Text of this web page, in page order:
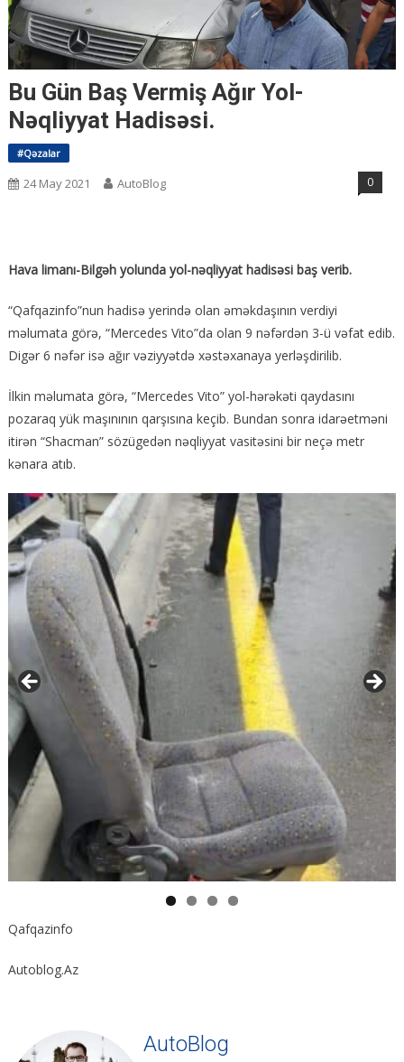
Bu Gün Baş Vermiş Ağır Yol-
Nəqliyyat Hadisəsi.
#Qəzalar
24 May 2021 AutoBlog 0
Hava limanı-Bilgəh yolunda yol-nəqliyyat hadisəsi baş verib.
“Qafqazinfo”nun hadisə yerində olan əməkdaşının verdiyi
məlumata görə, “Mercedes Vito”da olan 9 nəfərdən 3-ü vəfat edib.
Digər 6 nəfər isə ağır vəziyyətdə xəstəxanaya yerləşdirilib.
İlkin məlumata görə, “Mercedes Vito” yol-hərəkəti qaydasını
pozaraq yük maşınının qarşısına keçib. Bundan sonra idarəetməni
itirən “Shacman” sözügedən nəqliyyat vasitəsini bir neçə metr
kənara atıb.
Qafqazinfo
Autoblog.Az
AutoBlog